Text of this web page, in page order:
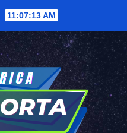
11:07:14 AM